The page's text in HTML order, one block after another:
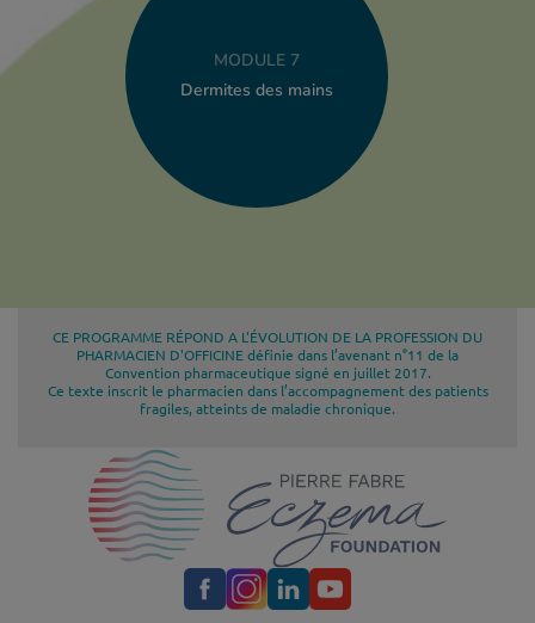
MODULE 7
Dermites des mains
CE PROGRAMME RÉPOND A L'ÉVOLUTION DE LA PROFESSION DU
PHARMACIEN D'OFFICINE définie dans l’avenant n°11 de la
Convention pharmaceutique signé en juillet 2017.
Ce texte inscrit le pharmacien dans l’accompagnement des patients
fragiles, atteints de maladie chronique.